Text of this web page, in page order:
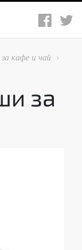
за кафе и чай 
за